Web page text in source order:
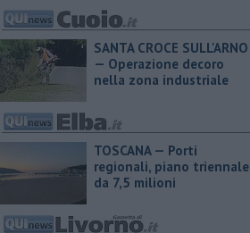
SANTA CROCE SULL'ARNO
— Operazione decoro
nella zona industriale
TOSCANA — Porti
regionali, piano triennale
da 7,5 milioni